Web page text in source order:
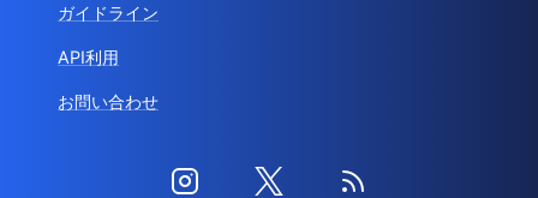
ガイドライン
API利用
お問い合わせ